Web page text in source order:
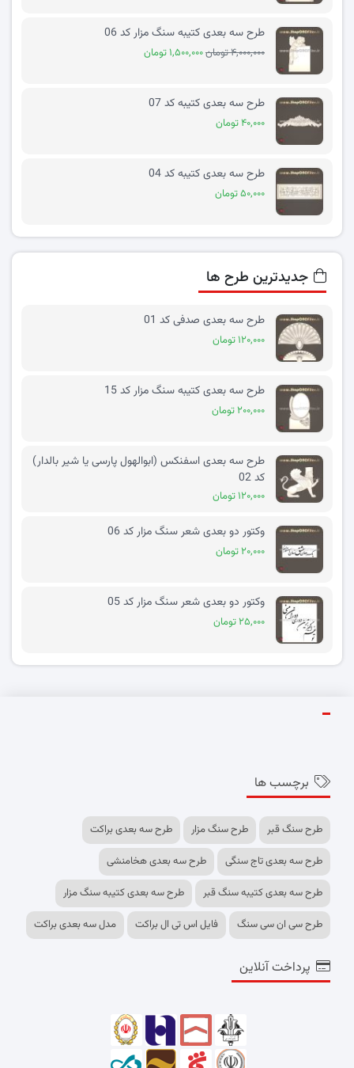
طرح سه بعدی کتیبه سنگ مزار کد 06
۴,۰۰۰,۰۰۰ تومان ۱,۵۰۰,۰۰۰ تومان
طرح سه بعدی کتیبه کد 07
۴۰,۰۰۰ تومان
طرح سه بعدی کتیبه کد 04
۵۰,۰۰۰ تومان
جدیدترین طرح ها
طرح سه بعدی صدفی کد 01
۱۲۰,۰۰۰ تومان
طرح سه بعدی کتیبه سنگ مزار کد 15
۲۰۰,۰۰۰ تومان
طرح سه بعدی اسفنکس (ابوالهول پارسی یا شیر بالدار)
کد 02
۱۲۰,۰۰۰ تومان
وکتور دو بعدی شعر سنگ مزار کد 06
۲۰,۰۰۰ تومان
وکتور دو بعدی شعر سنگ مزار کد 05
۲۵,۰۰۰ تومان
برچسب ها
طرح سنگ قبر طرح سنگ مزار
طرح سه بعدی براکت
طرح سه بعدی تاج سنگی
طرح سه بعدی هخامنشی
طرح سه بعدی کتیبه سنگ قبر
طرح سه بعدی کتیبه سنگ مزار
طرح سی ان سی سنگ
فایل اس تی ال براکت مدل سه بعدی براکت
پرداخت آنلاین